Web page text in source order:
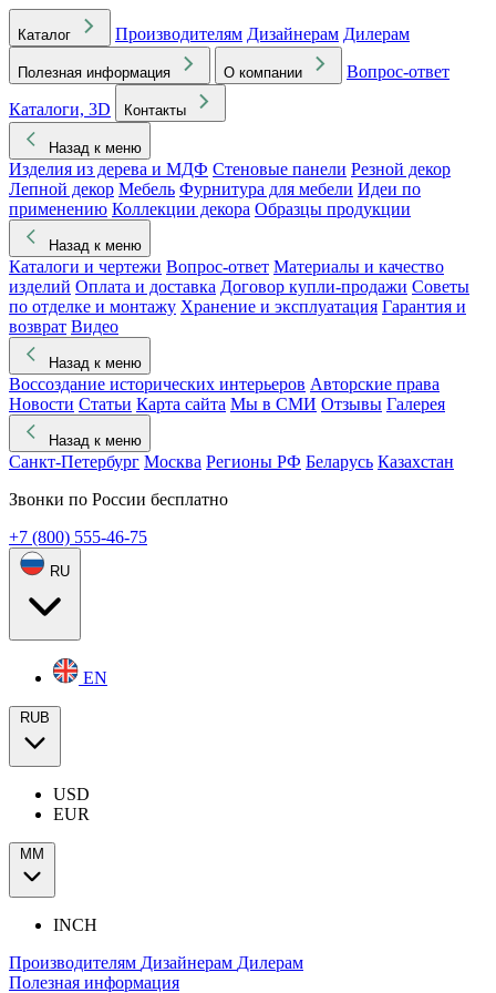
Каталог Производителям Дизайнерам Дилерам
Полезная информация О компании
Вопрос-ответ
Каталоги, 3D
Контакты
Назад к меню
Изделия из дерева и МДФ Стеновые панели Резной декор
Лепной декор Мебель Фурнитура для мебели Идеи по
применению Коллекции декора Образцы продукции
Назад к меню
Каталоги и чертежи Вопрос-ответ Материалы и качество
изделий Оплата и доставка Договор купли-продажи Советы
по отделке и монтажу Хранение и эксплуатация Гарантия и
возврат Видео
Назад к меню
Воссоздание исторических интерьеров Авторские права
Новости Статьи Карта сайта Мы в СМИ Отзывы Галерея
Назад к меню
Санкт-Петербург Москва Регионы РФ Беларусь Казахстан
Звонки по России бесплатно
+7 (800) 555-46-75
RU
EN
RUB
USD
EUR
ММ
INCH
Производителям Дизайнерам Дилерам
Полезная информация